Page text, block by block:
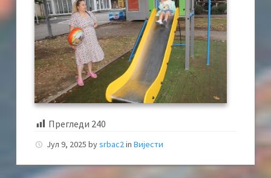
Прегледи 240
Јул 9, 2025 bysrbac2in Вијести